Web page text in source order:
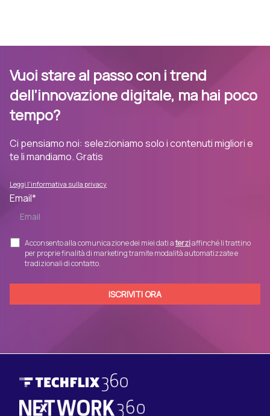
Vuoi stare al passo con i trend
dell’innovazione digitale, ma hai poco
tempo?
Ci pensiamo noi: selezioniamo solo i contenuti migliori e
te li mandiamo. Gratis
Leggi l'informativa sulla privacy
Email*
Acconsento alla comunicazione dei miei dati aterziaffinché li trattino
per proprie finalità di marketing tramite modalità automatizzate e
tradizionali di contatto.